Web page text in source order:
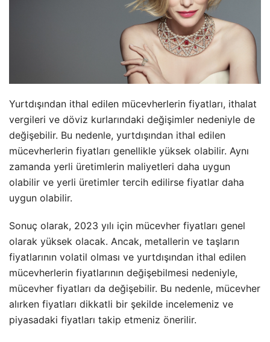
Yurtdışından ithal edilen mücevherlerin fiyatları, ithalat
vergileri ve döviz kurlarındaki değişimler nedeniyle de
değişebilir. Bu nedenle, yurtdışından ithal edilen
mücevherlerin fiyatları genellikle yüksek olabilir. Aynı
zamanda yerli üretimlerin maliyetleri daha uygun
olabilir ve yerli üretimler tercih edilirse fiyatlar daha
uygun olabilir.
Sonuç olarak, 2023 yılı için mücevher fiyatları genel
olarak yüksek olacak. Ancak, metallerin ve taşların
fiyatlarının volatil olması ve yurtdışından ithal edilen
mücevherlerin fiyatlarının değişebilmesi nedeniyle,
mücevher fiyatları da değişebilir. Bu nedenle, mücevher
alırken fiyatları dikkatli bir şekilde incelemeniz ve
piyasadaki fiyatları takip etmeniz önerilir.